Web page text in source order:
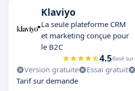
Klaviyo
La seule plateforme CRM
et marketing conçue pour
le B2C
4.5Basé sur
Version gratuite Essai gratuit
Tarif sur demande